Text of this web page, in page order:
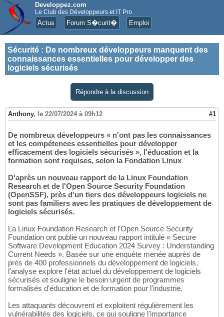
Developpez.com
Le Club des Développeurs et IT Pro
Actus Forum S�curit� Emploi
Sécurité : De nombreux développeurs manquent des
connaissances essentielles pour développer des
logiciels sécurisés
Répondre à la discussion
Anthony, le 22/07/2024 à 09h12 #1
De nombreux développeurs « n'ont pas les connaissances
et les compétences essentielles pour développer
efficacement des logiciels sécurisés », l'éducation et la
formation sont requises, selon la Fondation Linux
D'après un nouveau rapport de la Linux Foundation
Research et de l'Open Source Security Foundation
(OpenSSF), près d'un tiers des développeurs logiciels ne
sont pas familiers avec les pratiques de développement de
logiciels sécurisés.
La Linux Foundation Research et l'Open Source Security
Foundation ont publié un nouveau rapport intitulé « Secure
Software Development Education 2024 Survey : Understanding
Current Needs ». Basée sur une enquête menée auprès de
près de 400 professionnels du développement de logiciels,
l'analyse explore l'état actuel du développement de logiciels
sécurisés et souligne le besoin urgent de programmes
formalisés d'éducation et de formation pour l'industrie.
Les attaquants découvrent et exploitent régulièrement les
vulnérabilités des logiciels, ce qui souligne l'importance